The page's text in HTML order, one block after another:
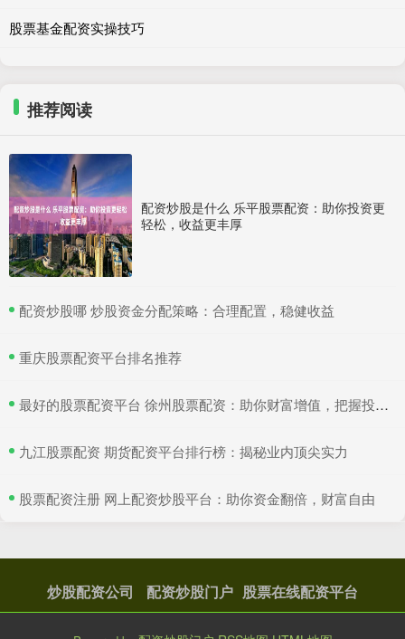
股票基金配资实操技巧
推荐阅读
配资炒股是什么 乐平股票配资：助你投资更
轻松，收益更丰厚
​配资炒股哪 炒股资金分配策略：合理配置，稳健收益
​重庆股票配资平台排名推荐
​最好的股票配资平台 徐州股票配资：助你财富增值，把握投资良机
​九江股票配资 期货配资平台排行榜：揭秘业内顶尖实力
​股票配资注册 网上配资炒股平台：助你资金翻倍，财富自由
炒股配资公司 配资炒股门户 股票在线配资平台